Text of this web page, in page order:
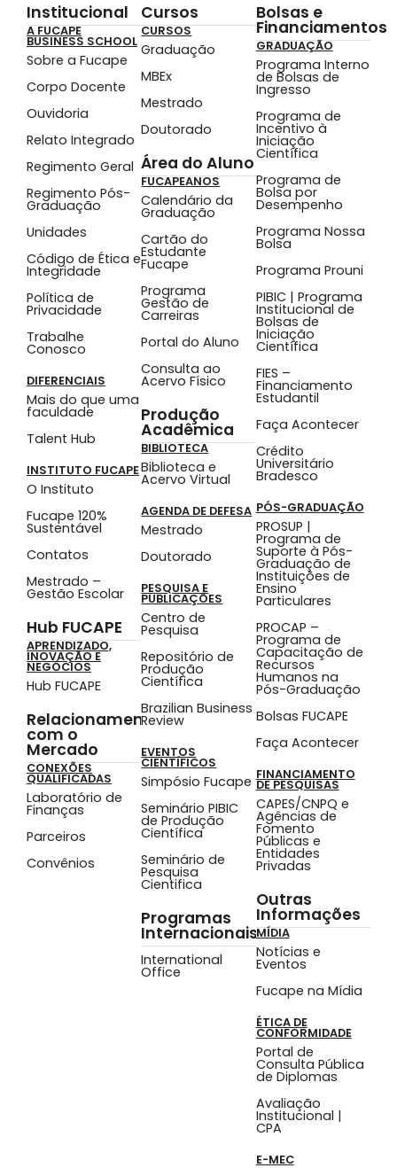
Institucional
A FUCAPE
BUSINESS SCHOOL
Sobre a Fucape
Corpo Docente
Ouvidoria
Relato Integrado
Regimento Geral
Regimento Pós-
Graduação
Unidades
Código de Ética e
Integridade
Política de
Privacidade
Trabalhe
Conosco
DIFERENCIAIS
Mais do que uma
faculdade
Talent Hub
INSTITUTO FUCAPE
O Instituto
Fucape 120%
Sustentável
Contatos
Mestrado –
Gestão Escolar
Hub FUCAPE
APRENDIZADO,
INOVAÇÃO E
NEGÓCIOS
Hub FUCAPE
Relacionamento
com o
Mercado
CONEXÕES
QUALIFICADAS
Laboratório de
Finanças
Parceiros
Convênios
Cursos
CURSOS
Graduação
MBEx
Mestrado
Doutorado
Área do Aluno
FUCAPEANOS
Calendário da
Graduação
Cartão do
Estudante
Fucape
Programa
Gestão de
Carreiras
Portal do Aluno
Consulta ao
Acervo Físico
Produção
Acadêmica
BIBLIOTECA
Biblioteca e
Acervo Virtual
AGENDA DE DEFESA
Mestrado
Doutorado
PESQUISA E
PUBLICAÇÕES
Centro de
Pesquisa
Repositório de
Produção
Científica
Brazilian Business
Review
EVENTOS
CIENTÍFICOS
Simpósio Fucape
Seminário PIBIC
de Produção
Científica
Seminário de
Pesquisa
Cientifica
Programas
Internacionais
International
Office
Bolsas e
Financiamentos
GRADUAÇÃO
Programa Interno
de Bolsas de
Ingresso
Programa de
Incentivo à
Iniciação
Científica
Programa de
Bolsa por
Desempenho
Programa Nossa
Bolsa
Programa Prouni
PIBIC | Programa
Institucional de
Bolsas de
Iniciação
Científica
FIES –
Financiamento
Estudantil
Faça Acontecer
Crédito
Universitário
Bradesco
PÓS-GRADUAÇÃO
PROSUP |
Programa de
Suporte à Pós-
Graduação de
Instituições de
Ensino
Particulares
PROCAP –
Programa de
Capacitação de
Recursos
Humanos na
Pós-Graduação
Bolsas FUCAPE
Faça Acontecer
FINANCIAMENTO
DE PESQUISAS
CAPES/CNPQ e
Agências de
Fomento
Públicas e
Entidades
Privadas
Outras
Informações
MÍDIA
Notícias e
Eventos
Fucape na Mídia
ÉTICA DE
CONFORMIDADE
Portal de
Consulta Pública
de Diplomas
Avaliação
Institucional |
CPA
E-MEC